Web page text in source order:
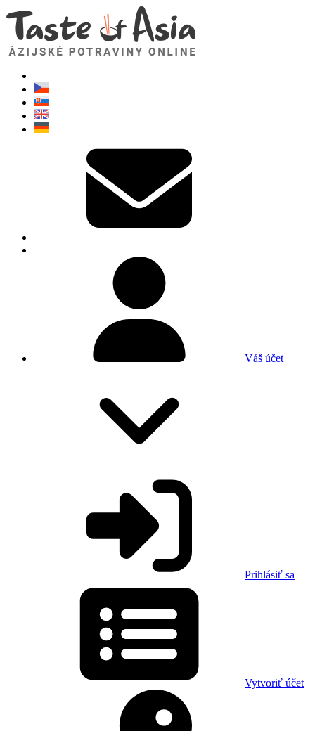
Váš účet
Prihlásiť sa
Vytvoriť účet
TasteOfAsia.sk
Neváhajte sa opýtať. Som tu pre vás!